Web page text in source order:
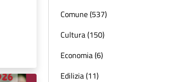
Comune (537)
Cultura (150)
Economia (6)
Edilizia (11)